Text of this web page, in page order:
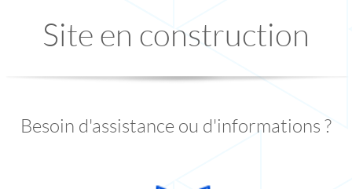
Site en construction
Besoin d'assistance ou d'informations ?